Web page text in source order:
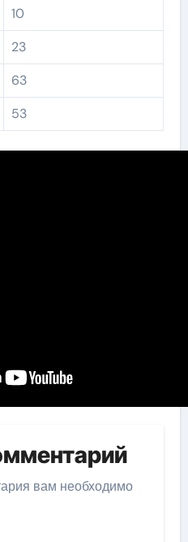
10
23
63
53
вам необходимо